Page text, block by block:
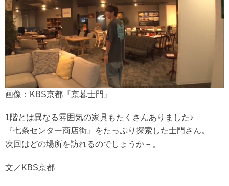
画像：KBS京都『京暮士門』
1階とは異なる雰囲気の家具もたくさんありました♪
『七条センター商店街』をたっぷり探索した士門さん。
次回はどの場所を訪れるのでしょうか－。
文／KBS京都